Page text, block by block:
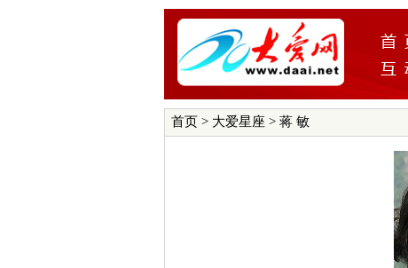
首页 > 大爱星座 > 蒋 敏